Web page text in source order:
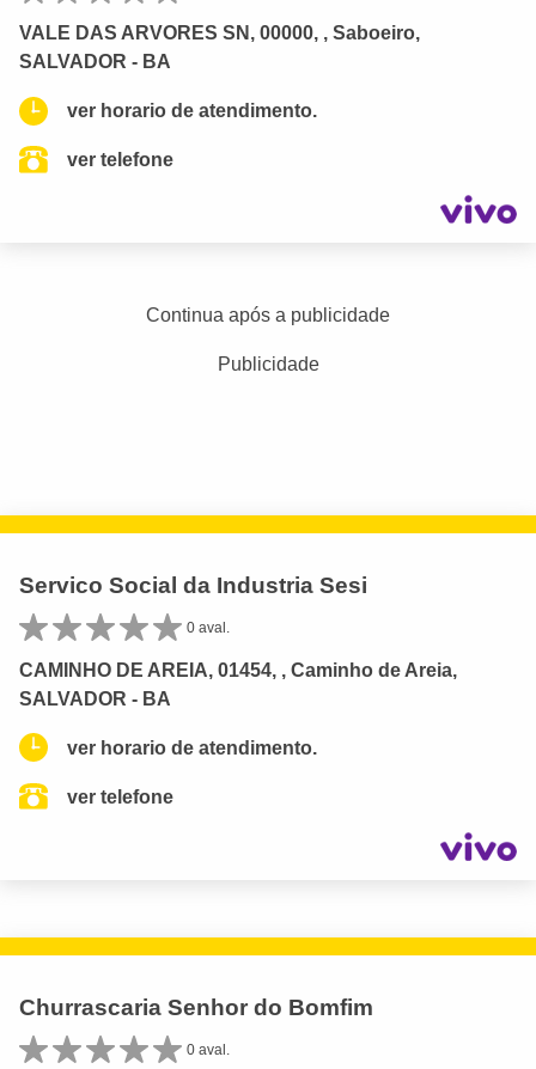
VALE DAS ARVORES SN, 00000, , Saboeiro,
SALVADOR - BA
ver horario de atendimento.
ver telefone
Continua após a publicidade
Publicidade
Servico Social da Industria Sesi
0 aval.
CAMINHO DE AREIA, 01454, , Caminho de Areia,
SALVADOR - BA
ver horario de atendimento.
ver telefone
Churrascaria Senhor do Bomfim
0 aval.